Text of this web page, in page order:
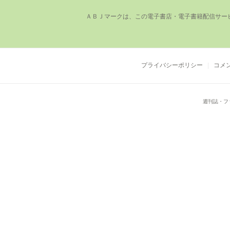
ＡＢＪマークは、この電⼦書店・電⼦書籍配信サ
プライバシーポリシー コメ
週刊誌・フ